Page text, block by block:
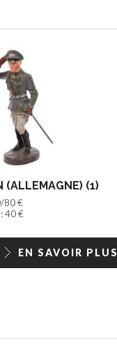
(ALLEMAGNE) (1)
80 €
40 €
EN SAVOIR PLUS